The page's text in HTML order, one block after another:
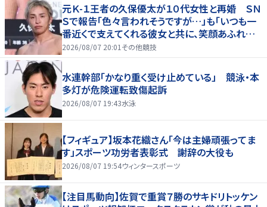
元Ｋ-１王者の久保優太が１０代女性と再婚 ＳＮ
Ｓで報告「色々言われそうですが…」も「いつも一
番近くで支えてくれる彼女と共に、笑顔あふれる
家庭を築いていきたい」
2026/08/07 20:01 その他競技
水連幹部「かなり重く受け止めている」 競泳・本
多灯が危険運転致傷起訴
2026/08/07 19:43水泳
【フィギュア】坂本花織さん「今は主婦頑張ってま
す」スポーツ功労者表彰式 謝辞の大役も
2026/08/07 19:54ウィンタースポーツ
【注目馬動向】佐賀で重賞７勝のサキドリトッケン